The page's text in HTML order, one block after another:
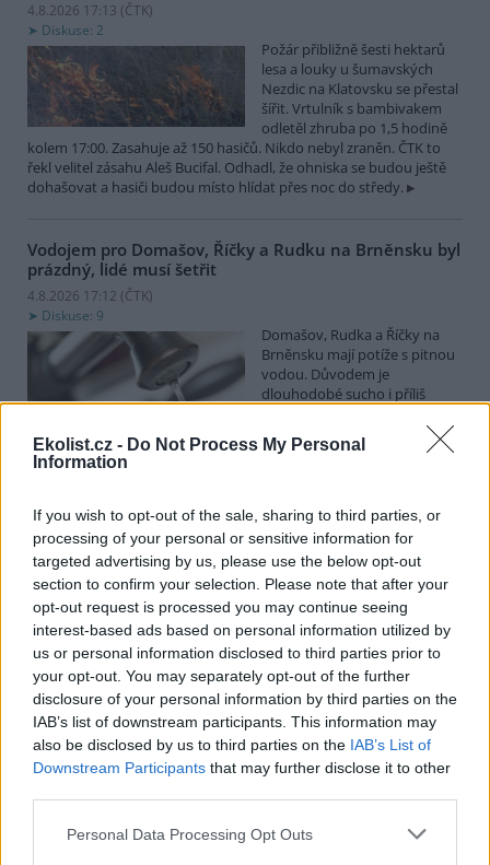
Ekolist.cz - Do Not Process My Personal
Information
If you wish to opt-out of the sale, sharing to third parties, or
processing of your personal or sensitive information for
targeted advertising by us, please use the below opt-out
section to confirm your selection. Please note that after your
opt-out request is processed you may continue seeing
interest-based ads based on personal information utilized by
us or personal information disclosed to third parties prior to
your opt-out. You may separately opt-out of the further
disclosure of your personal information by third parties on the
IAB’s list of downstream participants. This information may
also be disclosed by us to third parties on the IAB’s List of
Downstream Participants that may further disclose it to other
Personal Data Processing Opt Outs
4.8.2026 17:13 (ČTK)
Diskuse: 2
Požár přibližně šesti hektarů
lesa a louky u šumavských
Nezdic na Klatovsku se přestal
šířit. Vrtulník s bambivakem
odletěl zhruba po 1,5 hodině
kolem 17:00. Zasahuje až 150 hasičů. Nikdo nebyl zraněn. ČTK to
řekl velitel zásahu Aleš Bucifal. Odhadl, že ohniska se budou ještě
dohašovat a hasiči budou místo hlídat přes noc do středy.
Vodojem pro Domašov, Říčky a Rudku na Brněnsku byl
prázdný, lidé musí šetřit
4.8.2026 17:12 (ČTK)
Diskuse: 9
Domašov, Rudka a Říčky na
Brněnsku mají potíže s pitnou
vodou. Důvodem je
dlouhodobé sucho i příliš
Dobrovolný svazek obcí (DSO) Domašovsko, který vodovod
provozuje, před týdnem vyzval k šetření vodou, spotřeba stoupla,
a lidé tak v pondělí vodojem zcela vyčerpali. Na problém dnes
že voda nyní z kohoutků ve třech obcích teče, ale je třeba opravdu
omezit její nadměrnou spotřebu.
Obce dostanou od ministerstva 300 milionů korun na
opravu nebo výstavbu vodních nádrží
4.8.2026 13:09 (ČTK)
Diskuse: 3
Obce dostanou od
ministerstva zemědělství
(MZe) 300 milionů korun na
opravu, výstavbu nebo
odbahnění malých vodních
nádrží. Žádost o dotace mohou podávat od 7. září do 7. října.
Hospodářským zvířatům pomáhají při vedrech remízky